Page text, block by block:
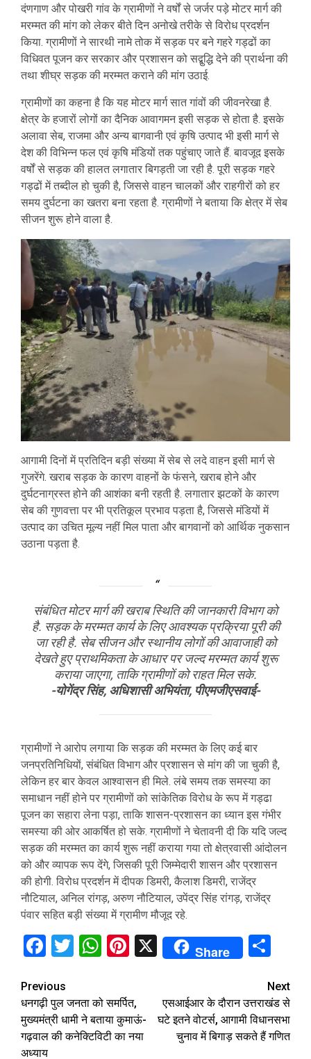
दंणगाण और पोखरी गांव के ग्रामीणों ने वर्षों से जर्जर पड़े मोटर मार्ग की
मरम्मत की मांग को लेकर बीते दिन अनोखे तरीके से विरोध प्रदर्शन
किया. ग्रामीणों ने सारथी नामे तोक में सड़क पर बने गहरे गड्ढों का
विधिवत पूजन कर सरकार और प्रशासन को सद्बुद्धि देने की प्रार्थना की
तथा शीघ्र सड़क की मरम्मत कराने की मांग उठाई.
ग्रामीणों का कहना है कि यह मोटर मार्ग सात गांवों की जीवनरेखा है.
क्षेत्र के हजारों लोगों का दैनिक आवागमन इसी सड़क से होता है. इसके
अलावा सेब, राजमा और अन्य बागवानी एवं कृषि उत्पाद भी इसी मार्ग से
देश की विभिन्न फल एवं कृषि मंडियों तक पहुंचाए जाते हैं. बावजूद इसके
वर्षों से सड़क की हालत लगातार बिगड़ती जा रही है. पूरी सड़क गहरे
गड्ढों में तब्दील हो चुकी है, जिससे वाहन चालकों और राहगीरों को हर
समय दुर्घटना का खतरा बना रहता है. ग्रामीणों ने बताया कि क्षेत्र में सेब
सीजन शुरू होने वाला है.
आगामी दिनों में प्रतिदिन बड़ी संख्या में सेब से लदे वाहन इसी मार्ग से
गुजरेंगे. खराब सड़क के कारण वाहनों के फंसने, खराब होने और
दुर्घटनाग्रस्त होने की आशंका बनी रहती है. लगातार झटकों के कारण
सेब की गुणवत्ता पर भी प्रतिकूल प्रभाव पड़ता है, जिससे मंडियों में
उत्पाद का उचित मूल्य नहीं मिल पाता और बागवानों को आर्थिक नुकसान
उठाना पड़ता है.
संबंधित मोटर मार्ग की खराब स्थिति की जानकारी विभाग को
है. सड़क के मरम्मत कार्य के लिए आवश्यक प्रक्रिया पूरी की
जा रही है. सेब सीजन और स्थानीय लोगों की आवाजाही को
देखते हुए प्राथमिकता के आधार पर जल्द मरम्मत कार्य शुरू
कराया जाएगा, ताकि ग्रामीणों को राहत मिल सके.
-योगेंद्र सिंह, अधिशासी अभियंता, पीएमजीएसवाई-
ग्रामीणों ने आरोप लगाया कि सड़क की मरम्मत के लिए कई बार
जनप्रतिनिधियों, संबंधित विभाग और प्रशासन से मांग की जा चुकी है,
लेकिन हर बार केवल आश्वासन ही मिले. लंबे समय तक समस्या का
समाधान नहीं होने पर ग्रामीणों को सांकेतिक विरोध के रूप में गड्ढा
पूजन का सहारा लेना पड़ा, ताकि शासन-प्रशासन का ध्यान इस गंभीर
समस्या की ओर आकर्षित हो सके. ग्रामीणों ने चेतावनी दी कि यदि जल्द
सड़क की मरम्मत का कार्य शुरू नहीं कराया गया तो क्षेत्रवासी आंदोलन
को और व्यापक रूप देंगे, जिसकी पूरी जिम्मेदारी शासन और प्रशासन
की होगी. विरोध प्रदर्शन में दीपक डिमरी, कैलाश डिमरी, राजेंद्र
नौटियाल, अनिल रांगड़, अरुण नौटियाल, उपेंद्र सिंह रांगड़, राजेंद्र
पंवार सहित बड़ी संख्या में ग्रामीण मौजूद रहे.
Facebook
Twitter
WhatsApp
Pinterest
X Share
Continue
Reading
Previous
धनगढ़ी पुल जनता को समर्पित,
मुख्यमंत्री धामी ने बताया कुमाऊं-
गढ़वाल की कनेक्टिविटी का नया
अध्याय
Next
एसआईआर के दौरान उत्तराखंड से
घटे इतने वोटर्स, आगामी विधानसभा
चुनाव में बिगाड़ सकते हैं गणित